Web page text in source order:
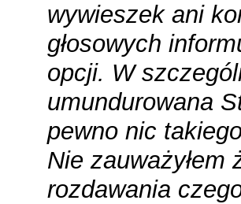
wywieszek ani
głosowych
opcji. W
umundurowana
pewno nic
Nie zauważyłem
rozdawania